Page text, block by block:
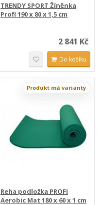
TRENDY SPORT Žíněnka
Profi 190 x 80 x 1,5 cm
2 841 Kč
Do košíku
Produkt má varianty
Reha podložka PROFI
Aerobic Mat 180 x 60 x 1 cm